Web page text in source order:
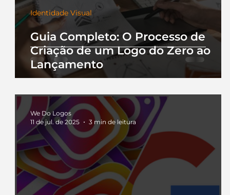
Guia Completo: O Processo de
Criação de um Logo do Zero ao
Lançamento
Identidade Visual
We Do Logos
11 de jul. de 2025
3 min de leitura